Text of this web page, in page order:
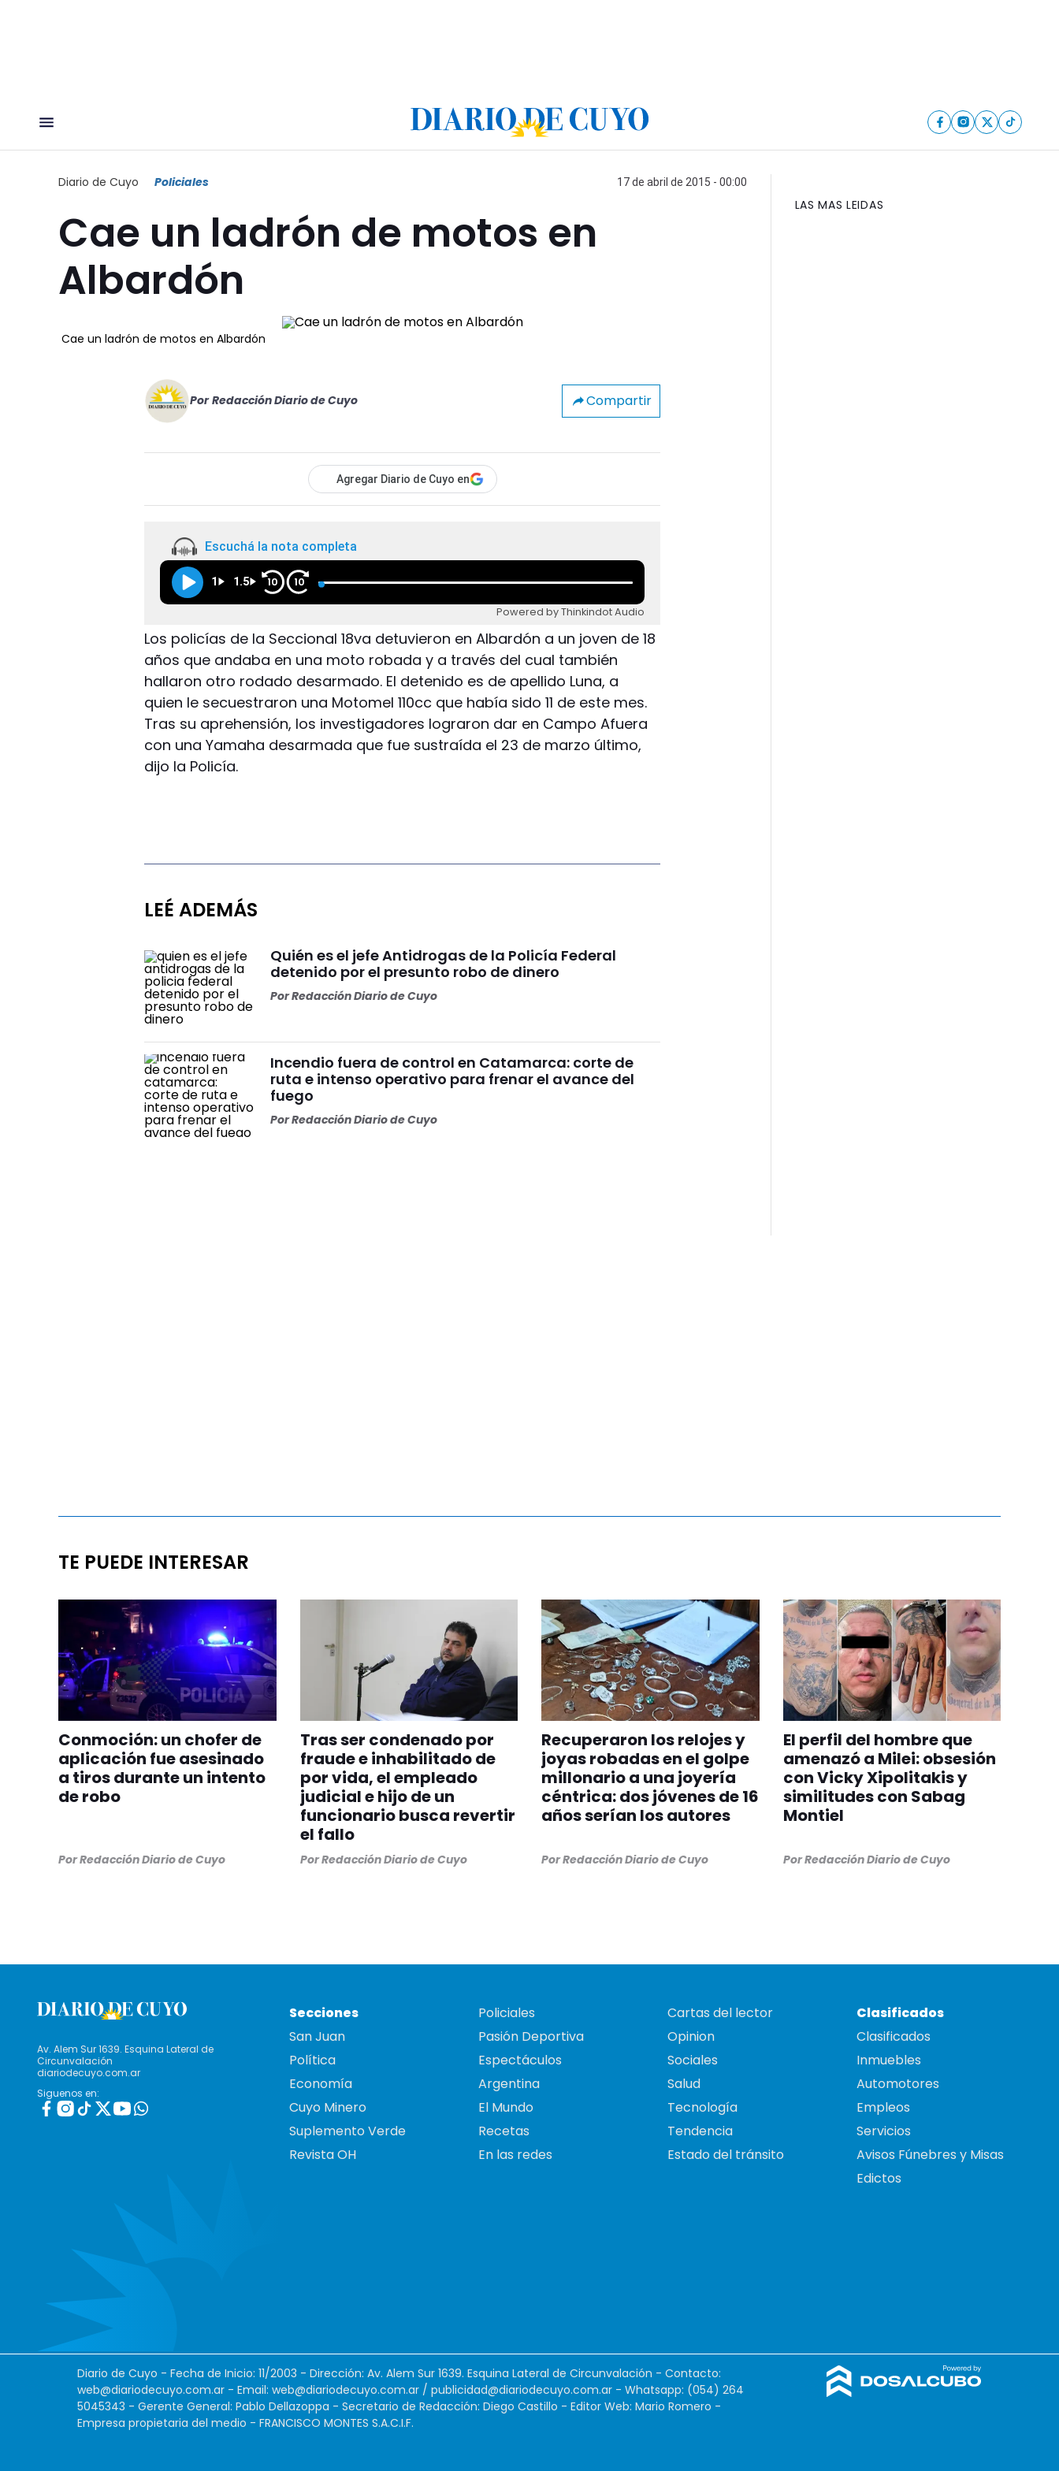
Diario de Cuyo Policiales 17 de abril de 2015 - 00:00
Cae un ladrón de motos en
Albardón
Cae un ladrón de motos en Albardón
Por Redacción Diario de Cuyo Compartir
Agregar Diario de Cuyo en
Escuchá la nota completa
1 1.5 10 10
Powered by Thinkindot Audio
Los policías de la Seccional 18va detuvieron en Albardón a un joven de 18
años que andaba en una moto robada y a través del cual también
hallaron otro rodado desarmado. El detenido es de apellido Luna, a
quien le secuestraron una Motomel 110cc que había sido 11 de este mes.
Tras su aprehensión, los investigadores lograron dar en Campo Afuera
con una Yamaha desarmada que fue sustraída el 23 de marzo último,
dijo la Policía.
LEÉ ADEMÁS
Quién es el jefe Antidrogas de la Policía Federal
detenido por el presunto robo de dinero
PorRedacción Diario de Cuyo
Incendio fuera de control en Catamarca: corte de
ruta e intenso operativo para frenar el avance del
fuego
PorRedacción Diario de Cuyo
LAS MAS LEIDAS
TE PUEDE INTERESAR
Conmoción: un chofer de
aplicación fue asesinado
a tiros durante un intento
de robo
PorRedacción Diario de Cuyo
Tras ser condenado por
fraude e inhabilitado de
por vida, el empleado
judicial e hijo de un
funcionario busca revertir
el fallo
PorRedacción Diario de Cuyo
Recuperaron los relojes y
joyas robadas en el golpe
millonario a una joyería
céntrica: dos jóvenes de 16
años serían los autores
PorRedacción Diario de Cuyo
El perfil del hombre que
amenazó a Milei: obsesión
con Vicky Xipolitakis y
similitudes con Sabag
Montiel
PorRedacción Diario de Cuyo
Av. Alem Sur 1639. Esquina Lateral de
Circunvalación
diariodecuyo.com.ar
Siguenos en:
Secciones
San Juan
Política
Economía
Cuyo Minero
Suplemento Verde
Revista OH
Policiales
Pasión Deportiva
Espectáculos
Argentina
El Mundo
Recetas
En las redes
Cartas del lector
Opinion
Sociales
Salud
Tecnología
Tendencia
Estado del tránsito
Clasificados
Clasificados
Inmuebles
Automotores
Empleos
Servicios
Avisos Fúnebres y Misas
Edictos
Diario de Cuyo - Fecha de Inicio: 11/2003 - Dirección: Av. Alem Sur 1639. Esquina Lateral de Circunvalación - Contacto:
web@diariodecuyo.com.ar - Email: web@diariodecuyo.com.ar / publicidad@diariodecuyo.com.ar - Whatsapp: (054) 264
5045343 - Gerente General: Pablo Dellazoppa - Secretario de Redacción: Diego Castillo - Editor Web: Mario Romero -
Empresa propietaria del medio - FRANCISCO MONTES S.A.C.I.F.